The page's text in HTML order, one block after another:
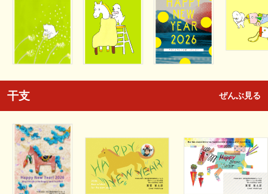
干支 ぜんぶ見る